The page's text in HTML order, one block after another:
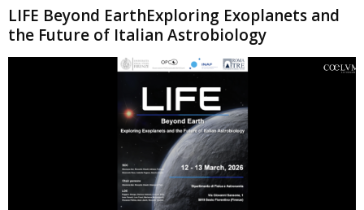
LIFE Beyond EarthExploring Exoplanets and
the Future of Italian Astrobiology